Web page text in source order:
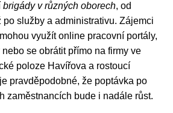
brigády v různých oborech, od
služby a administrativu. Zájemci
mohou využít online pracovní portály,
se obrátit přímo na firmy ve
poloze Havířova a rostoucí
pravděpodobné, že poptávka po
zaměstnancích bude i nadále růst.